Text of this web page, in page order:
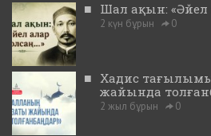
■ Шал ақын: «Әйел
2 күн бұрын 0
■ Хадис
жайында
2 жыл бұрын 0